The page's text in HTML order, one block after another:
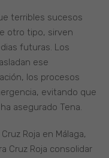
terribles sucesos
otro tipo, sirven
futuras. Los
ese
los procesos
evitando que
asegurado Tena.
Roja en Málaga,
Cruz Roja consolidar